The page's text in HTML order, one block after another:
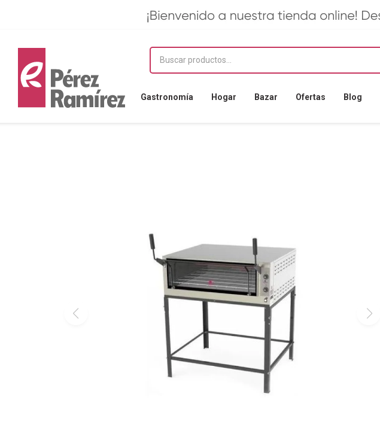
Gastronomía Hogar Bazar Ofertas Blog